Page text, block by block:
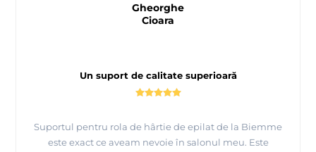
Un suport de calitate superioară
Suportul pentru rola de hârtie de epilat de la Biemme
este exact ce aveam nevoie în salonul meu. Este
Gheorghe
Cioara